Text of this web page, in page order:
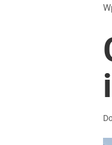
Tego
Na taki